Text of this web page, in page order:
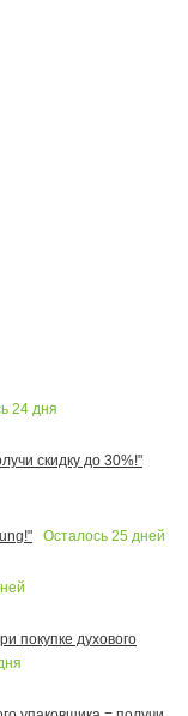
24 дня
скидку до 30%!"
Осталось 25 дней
покупке духового